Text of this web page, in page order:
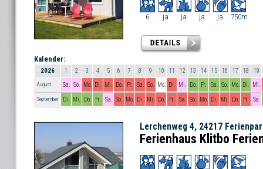
6 ja ja ja ja 750m
Kalender:
2026 1 2 3 4 5 6 7 8 9 10 11 12 13 14 15 16 17 18 19
August Sa. So. Mo. Di. Mi. Do. Fr. Sa. So. Mo. Di. Mi. Do. Fr. Sa. So. Mo. Di. Mi.
September Di. Mi. Do. Fr. Sa. So. Mo. Di. Mi. Do. Fr. Sa. So. Mo. Di. Mi. Do. Fr. Sa.
Lerchenweg 4, 24217
Ferienhaus Klitbo